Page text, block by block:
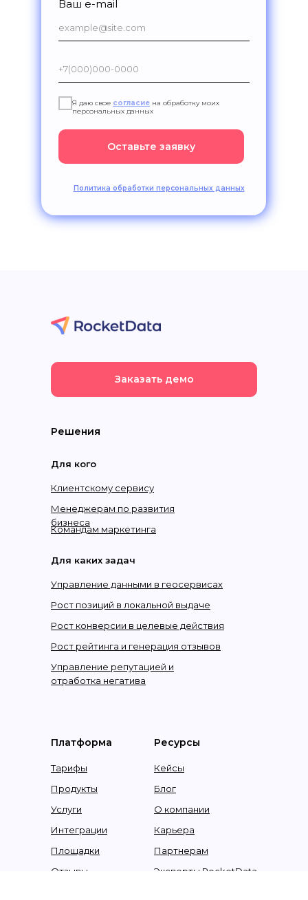
Политика обработки персональных данных
Ваш e-mail
Я даю свое согласие на обработку моих
персональных данных
Оставьте заявку
Для кого
Клиентскому сервису
Командам маркетинга
Менеджерам по развития
бизнеса
Решения
Для каких задач
Управление данными в геосервисах
Управление репутацией и
отработка негатива
Рост позиций в локальной выдаче
Рост конверсии в целевые действия
Рост рейтинга и генерация отзывов
Ресурсы
О компании
Кейсы
Блог
Эксперты RocketData
Партнерам
Карьера
Платформа
Продукты
Тарифы
Отзывы
Площадки
Услуги
Интеграции
Заказать демо